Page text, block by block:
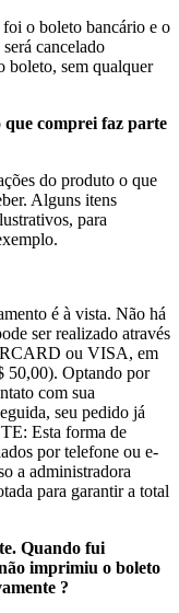
o boleto bancário e o
cancelado
boleto, sem qualquer
que comprei faz parte
do produto o que
Alguns itens
para
é à vista. Não há
ser realizado através
ou VISA, em
50,00). Optando por
com sua
seu pedido já
Esta forma de
por telefone ou e-
a administradora
para garantir a total
Quando fui
imprimiu o boleto
?